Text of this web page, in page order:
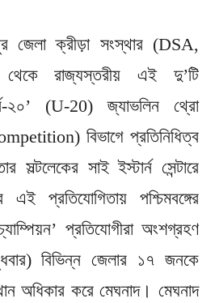
জেলা ক্রীড়া সংস্থার (DSA,
রাজ্যস্তরীয় এই দু’টি
২০’ (U-20) জ্যাভলিন থ্রো
বিভাগে প্রতিনিধিত্ব
সল্টলেকের সাই ইস্টার্ন সেন্টারে
প্রতিযোগিতায় পশ্চিমবঙ্গের
প্রতিযোগীরা অংশগ্রহণ
বিভিন্ন জেলার ১৭ জনকে
অধিকার করে মেঘনাদ। মেঘনাদ